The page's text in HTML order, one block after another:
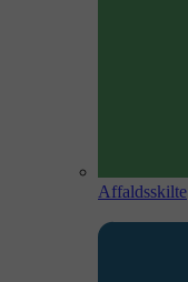
Affaldsskilte